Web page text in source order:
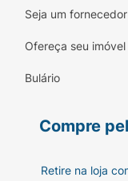
Seja um fornecedor
Ofereça seu imóvel
Bulário
Compre
Retire na loja